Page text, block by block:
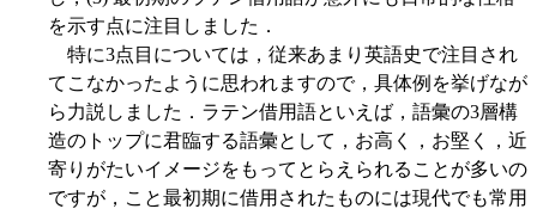
を示す点に注目しました．
特に3点目については，従来あまり英語史で注目され
てこなかったように思われますので，具体例を挙げなが
ら力説しました．ラテン借用語といえば，語彙の3層構
造のトップに君臨する語彙として，お高く，お堅く，近
寄りがたいイメージをもってとらえられることが多いの
ですが，こと最初期に借用されたものには現代でも常用